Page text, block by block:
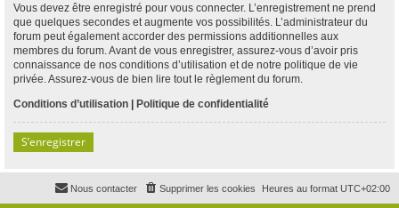
Vous devez être enregistré pour vous connecter. L’enregistrement ne prend
que quelques secondes et augmente vos possibilités. L’administrateur du
forum peut également accorder des permissions additionnelles aux
membres du forum. Avant de vous enregistrer, assurez-vous d’avoir pris
connaissance de nos conditions d’utilisation et de notre politique de vie
privée. Assurez-vous de bien lire tout le règlement du forum.
Conditions d’utilisation | Politique de confidentialité
S’enregistrer
Heures au format UTC+02:00
Supprimer les cookies
Nous contacter